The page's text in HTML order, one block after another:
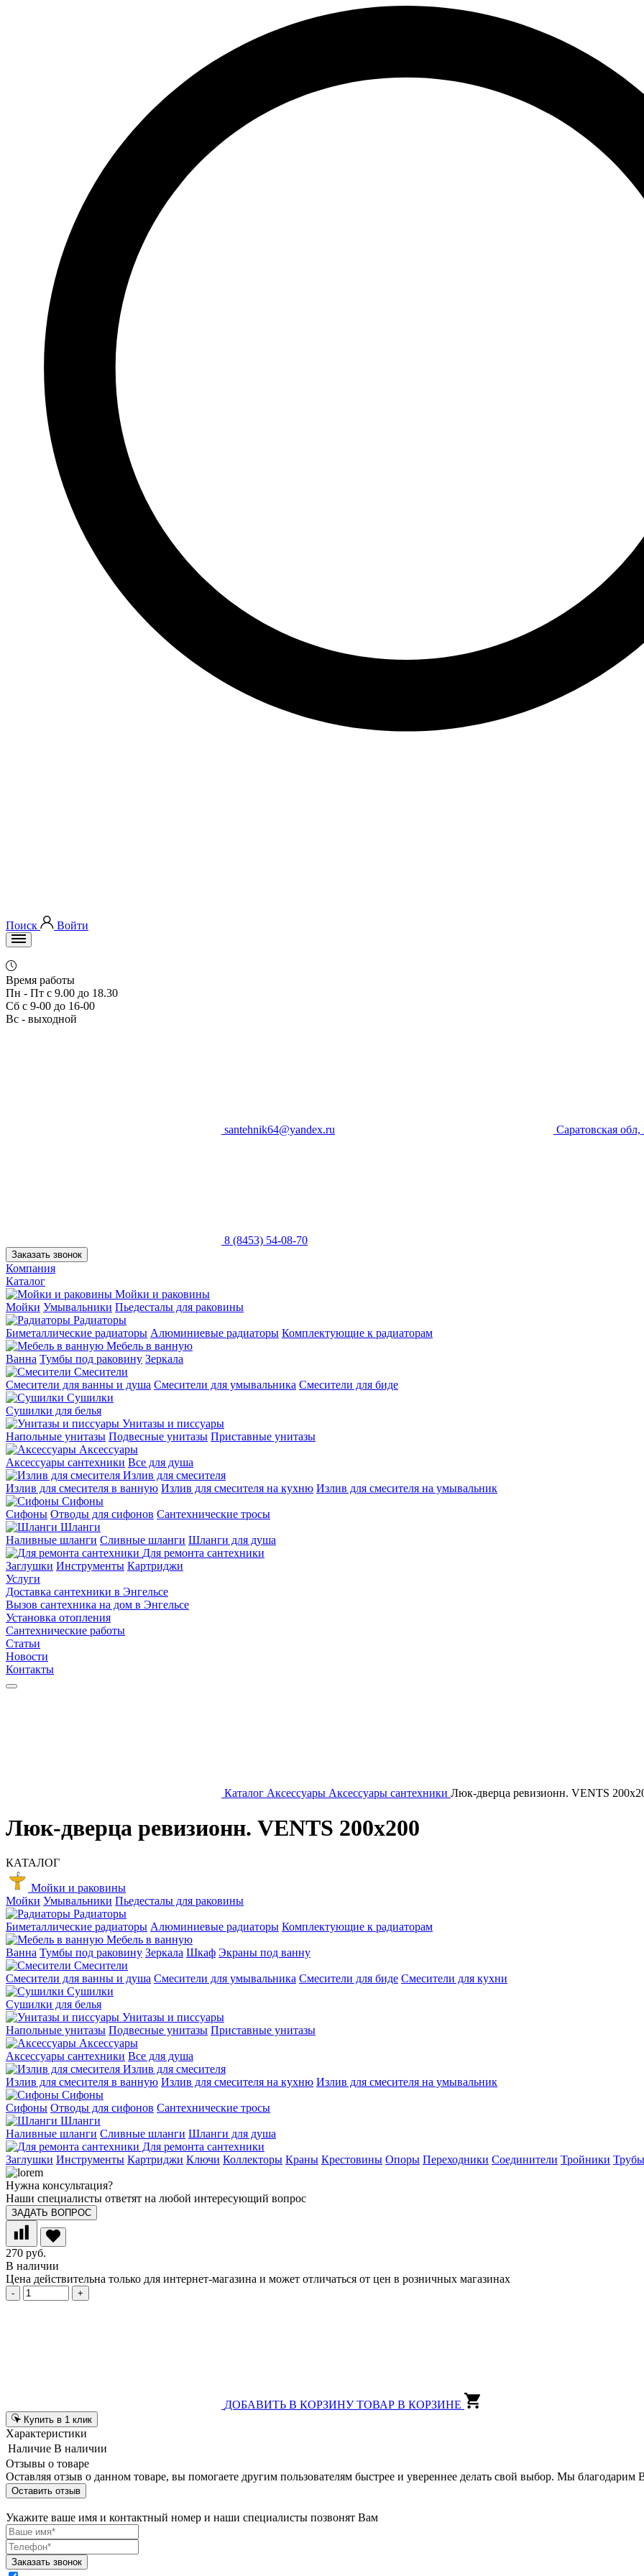
Поиск Войти
Время работы
Пн - Пт с 9.00 до 18.30
Сб с 9-00 до 16-00
Вс - выходной
santehnik64@yandex.ru Саратовская
8 (8453) 54-08-70
Заказать звонок
Компания
Каталог
Мойки и раковины
Мойки Умывальники Пьедесталы для раковины
Радиаторы
Биметаллические радиаторы Алюминиевые радиаторы Комплектующие к радиаторам
Мебель в ванную
Ванна Тумбы под раковину Зеркала
Смесители
Смесители для ванны и душа Смесители для умывальника Смесители для биде
Сушилки
Сушилки для белья
Унитазы и писсуары
Напольные унитазы Подвесные унитазы Приставные унитазы
Аксессуары
Аксессуары сантехники Все для душа
Излив для смесителя
Излив для смесителя в ванную Излив для смесителя на кухню Излив для смесителя на умывальник
Сифоны
Сифоны Отводы для сифонов Сантехнические тросы
Шланги
Наливные шланги Сливные шланги Шланги для душа
Для ремонта сантехники
Заглушки Инструменты Картриджи
Услуги
Доставка сантехники в Энгельсе
Вызов сантехника на дом в Энгельсе
Установка отопления
Сантехнические работы
Статьи
Новости
Контакты
Каталог Аксессуары Аксессуары сантехники Люк-дверца ревизионн. VENTS
Люк-дверца ревизионн. VENTS 200х200
КАТАЛОГ
Мойки и раковины
Мойки Умывальники Пьедесталы для раковины
Радиаторы
Биметаллические радиаторы Алюминиевые радиаторы Комплектующие к радиаторам
Мебель в ванную
Ванна Тумбы под раковину Зеркала Шкаф Экраны под ванну
Смесители
Смесители для ванны и душа Смесители для умывальника Смесители для биде Смесители для кухни
Сушилки
Сушилки для белья
Унитазы и писсуары
Напольные унитазы Подвесные унитазы Приставные унитазы
Аксессуары
Аксессуары сантехники Все для душа
Излив для смесителя
Излив для смесителя в ванную Излив для смесителя на кухню Излив для смесителя на умывальник
Сифоны
Сифоны Отводы для сифонов Сантехнические тросы
Шланги
Наливные шланги Сливные шланги Шланги для душа
Для ремонта сантехники
Заглушки Инструменты Картриджи Ключи Коллекторы Краны Крестовины Опоры Переходники Соединители Тройники Трубы
Нужна консультация?
Наши специалисты ответят на любой интересующий вопрос
ЗАДАТЬ ВОПРОС
270 руб.
В наличии
Цена действительна только для интернет-магазина и может отличаться от цен в розничных магазинах
- +
ДОБАВИТЬ В КОРЗИНУ ТОВАР В КОРЗИНЕ
Купить в 1 клик
Характеристики
Наличие В наличии
Отзывы о товаре
Оставляя отзыв о данном товаре, вы помогаете другим пользователям быстрее и увереннее делать свой выбор. Мы благодарим
Оставить отзыв
Укажите ваше имя и контактный номер и наши специалисты позвонят Вам
Заказать звонок